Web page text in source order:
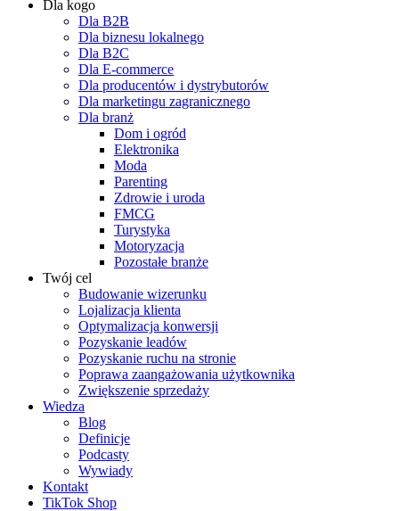
Dla kogo
Dla B2B
Dla biznesu lokalnego
Dla B2C
Dla E-commerce
Dla producentów i dystrybutorów
Dla marketingu zagranicznego
Dla branż
Dom i ogród
Elektronika
Moda
Parenting
Zdrowie i uroda
FMCG
Turystyka
Motoryzacja
Pozostałe branże
Twój cel
Budowanie wizerunku
Lojalizacja klienta
Optymalizacja konwersji
Pozyskanie leadów
Pozyskanie ruchu na stronie
Poprawa zaangażowania użytkownika
Zwiększenie sprzedaży
Wiedza
Blog
Definicje
Podcasty
Wywiady
Kontakt
TikTok Shop